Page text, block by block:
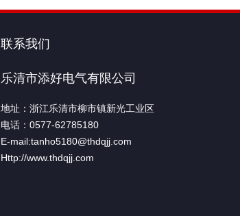
联系我们
乐清市添好电气有限公司
地址：浙江乐清市柳市镇新光工业区
电话：0577-62785180
E-mail:tanho5180@thdqjj.com
Http://www.thdqjj.com